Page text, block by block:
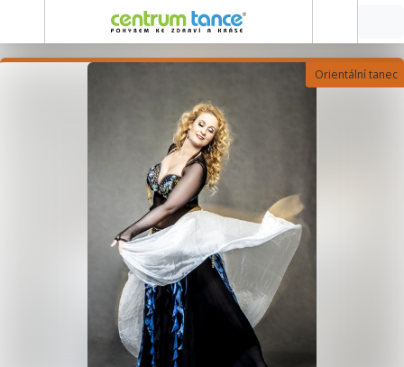
Orientální tanec